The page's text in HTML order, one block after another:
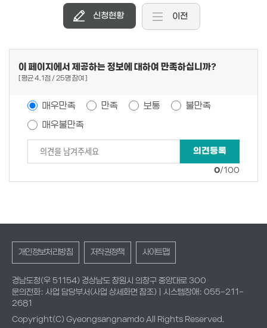
신청현황 이전
이 페이지에서 제공하는 정보에 대하여 만족하십니까?
평균4.1점 25명 참여
매우만족 만족 보통 불만족
매우불만족
0/100
개인정보처리방침 저작권정책 사이트맵
경남도청(우 51154) 경상남도 창원시 의창구 중앙대로 300
문의전화: 사업 담당부서(사업 상세화면 참조) | 시스템장애: 055-211-
2681
Copyright(C) Gyeongsangnamdo All Rights Reserved.